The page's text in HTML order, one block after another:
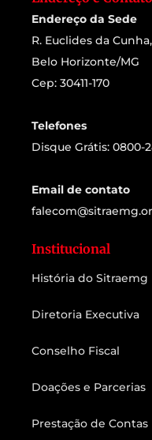
Endereço da Sede
R. Euclides da
Belo Horizonte/MG
Cep: 30411-170
Telefones
Disque Grátis: 0800-
Email de contato
Institucional
História do Sitraemg
Diretoria Executiva
Conselho Fiscal
Doações e Parcerias
Prestação de Contas